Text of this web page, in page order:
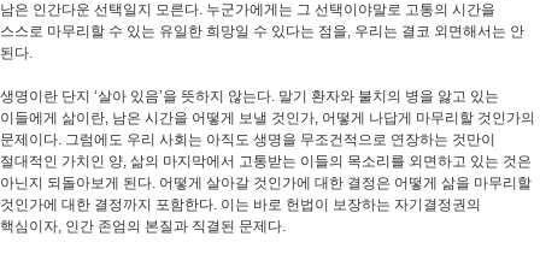
남은 인간다운 선택일지 모른다. 누군가에게는 그 선택이야말로 고통의 시간을
스스로 마무리할 수 있는 유일한 희망일 수 있다는 점을, 우리는 결코 외면해서는 안
된다.
생명이란 단지 ‘살아 있음’을 뜻하지 않는다. 말기 환자와 불치의 병을 앓고 있는
이들에게 삶이란, 남은 시간을 어떻게 보낼 것인가, 어떻게 나답게 마무리할 것인가의
문제이다. 그럼에도 우리 사회는 아직도 생명을 무조건적으로 연장하는 것만이
절대적인 가치인 양, 삶의 마지막에서 고통받는 이들의 목소리를 외면하고 있는 것은
아닌지 되돌아보게 된다. 어떻게 살아갈 것인가에 대한 결정은 어떻게 삶을 마무리할
것인가에 대한 결정까지 포함한다. 이는 바로 헌법이 보장하는 자기결정권의
핵심이자, 인간 존엄의 본질과 직결된 문제다.